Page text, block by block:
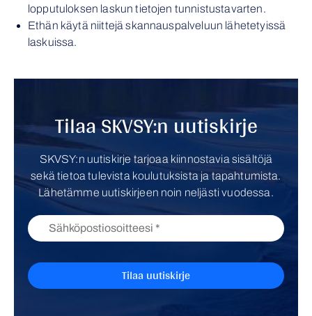
lopputuloksen laskun tietojen tunnistustavarten.
Ethän käytä niittejä skannauspalveluun lähetetyissä
laskuissa.
Tilaa SKVSY:n uutiskirje
SKVSY:n uutiskirje tarjoaa kiinnostavia sisältöjä
sekä tietoa tulevista koulutuksista ja tapahtumista.
Lähetämme uutiskirjeen noin neljästi vuodessa.